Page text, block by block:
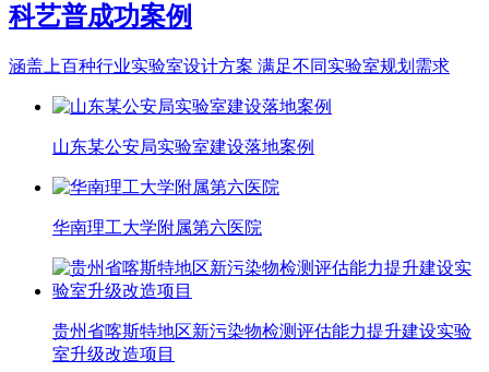
科艺普成功案例
涵盖上百种行业实验室设计方案 满足不同实验室规划需求
山东某公安局实验室建设落地案例
华南理工大学附属第六医院
贵州省喀斯特地区新污染物检测评估能力提升建设实验
室升级改造项目